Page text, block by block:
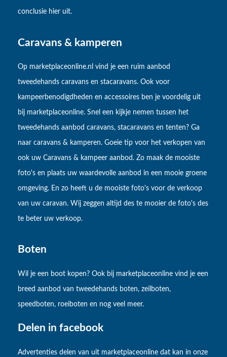
conclusie hier uit.
Caravans & kamperen
Op marketplaceonline.nl vind je een ruim aanbod
tweedehands caravans en stacaravans. Ook voor
kampeerbenodigdheden en accessoires ben je voordelig uit
bij marketplaceonline. Snel een kijkje nemen tussen het
tweedehands aanbod caravans, stacaravans en tenten? Ga
naar caravans & kamperen. Goeie tip voor het verkopen van
ook uw Caravans & kampeer aanbod. Zo maak de mooiste
foto's en plaats uw waardevolle aanbod in een mooie groene
omgeving. En zo heeft u de mooiste foto's voor de verkoop
van uw caravan. Wij zeggen altijd des te mooier de foto's des
te beter uw verkoop.
Boten
Wil je een boot kopen? Ook bij marketplaceonline vind je een
breed aanbod van tweedehands boten, zeilboten,
speedboten, roeiboten en nog veel meer.
Delen in facebook
Advertenties delen van uit marketplaceonline dat kan in onze